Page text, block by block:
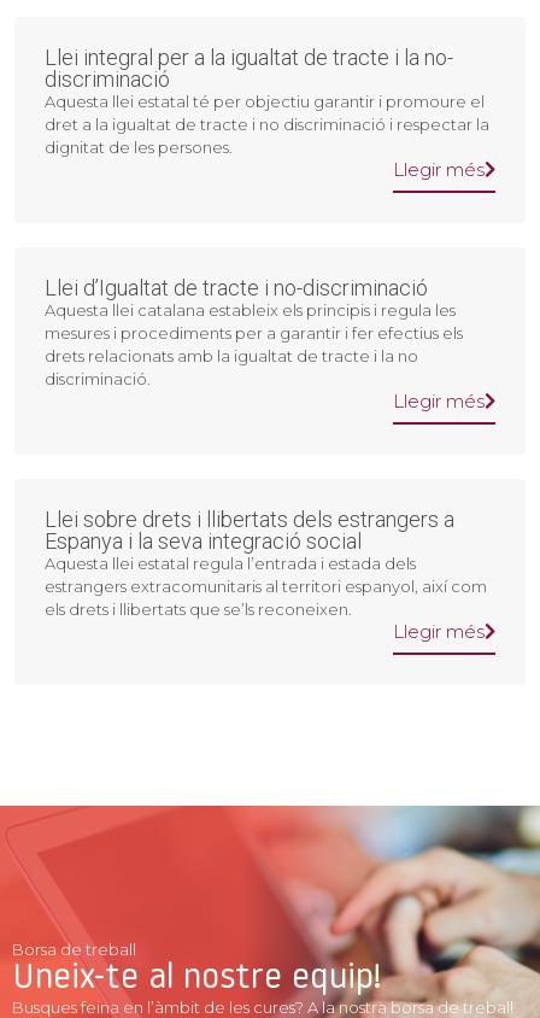
Llei integral per a la igualtat de tracte i la no-
discriminació
Aquesta llei estatal té per objectiu garantir i promoure el
dret a la igualtat de tracte i no discriminació i respectar la
dignitat de les persones.
Llegir més
Llei d’Igualtat de tracte i no-discriminació
Aquesta llei catalana estableix els principis i regula les
mesures i procediments per a garantir i fer efectius els
drets relacionats amb la igualtat de tracte i la no
discriminació.
Llegir més
Llei sobre drets i llibertats dels estrangers a
Espanya i la seva integració social
Aquesta llei estatal regula l’entrada i estada dels
estrangers extracomunitaris al territori espanyol, així com
els drets i llibertats que se’ls reconeixen.
Llegir més
Borsa de treball
Uneix-te al nostre equip!
Busques feina en l’àmbit de les cures? A la nostra borsa de treball